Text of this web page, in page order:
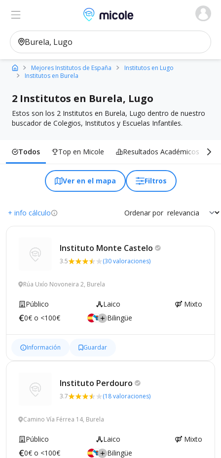
Micole, buscador de colegios
Ver en el mapa
Mejores Institutos de España
Institutos en Lugo
Institutos en Burela
2 Institutos en Burela, Lugo
Estos son los 2 Institutos en Burela, Lugo dentro de nuestro
buscador de Colegios, Institutos y Escuelas Infantiles.
Todos Top en Micole Resultados Académicos
Ver en el mapa Filtros
+ info cálculo Ordenar por
Instituto Monte Castelo
3.5 (30 valoraciones)
Rúa Uxío Novoneira 2, Burela
Público Laico
Mixto
0€ o <100€
Bilingüe
Información Guardar
Instituto Perdouro
3.7 (18 valoraciones)
Camino Vía Férrea 14, Burela
Público Laico
Mixto
0€ o <100€
Bilingüe